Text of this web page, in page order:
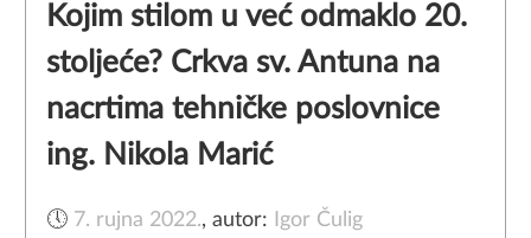
Kojim stilom u već odmaklo 20.
stoljeće? Crkva sv. Antuna na
nacrtima tehničke poslovnice
ing. Nikola Marić
🕔 7. rujna 2022.,autor: Igor Čulig